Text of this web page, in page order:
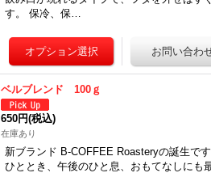
す。 保冷、保…
ベルブレンド 100ｇ
650円(税込)
在庫あり
新ブランド B-COFFEE Roasteryの誕生で
ひととき、午後のひと息、おもてなしにも